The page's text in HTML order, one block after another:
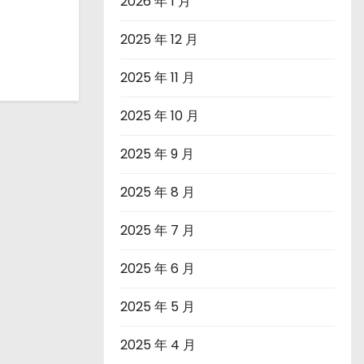
2025 年 12 月
2025 年 11 月
2025 年 10 月
2025 年 9 月
2025 年 8 月
2025 年 7 月
2025 年 6 月
2025 年 5 月
2025 年 4 月